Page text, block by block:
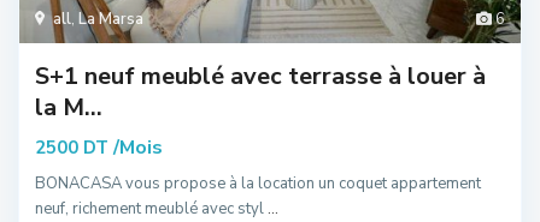
6
all, La Marsa
S+1 neuf meublé avec terrasse à louer à
la M...
2500 DT /Mois
BONACASA vous propose à la location un coquet appartement
neuf, richement meublé avec styl...